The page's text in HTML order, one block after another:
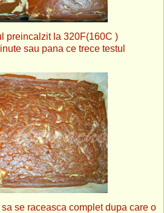
preincalzit la 320F(160C )
sau pana ce trece testul
se raceasca complet dupa care o